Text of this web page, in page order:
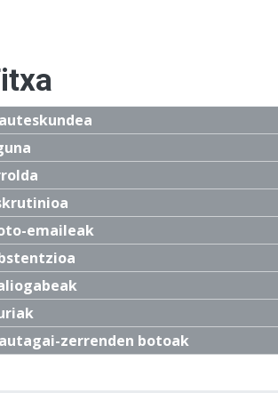
emaileak
zerrenden botoak